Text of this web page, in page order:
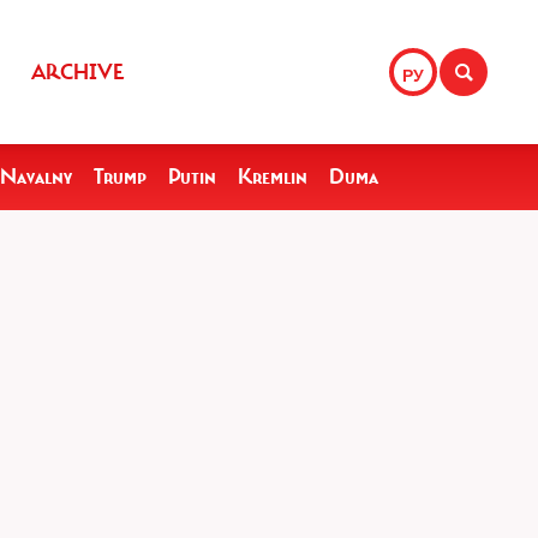
РУ
ARCHIVE
Navalny Trump Putin Kremlin Duma